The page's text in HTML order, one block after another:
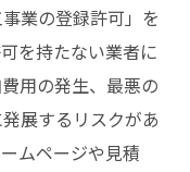
業の登録許可」を
を持たない業者に
用の発生、最悪の
展するリスクがあ
ムページや見積